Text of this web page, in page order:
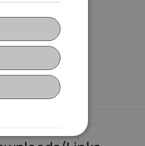
Kff. Nadja Dobler
+423 265 11 98